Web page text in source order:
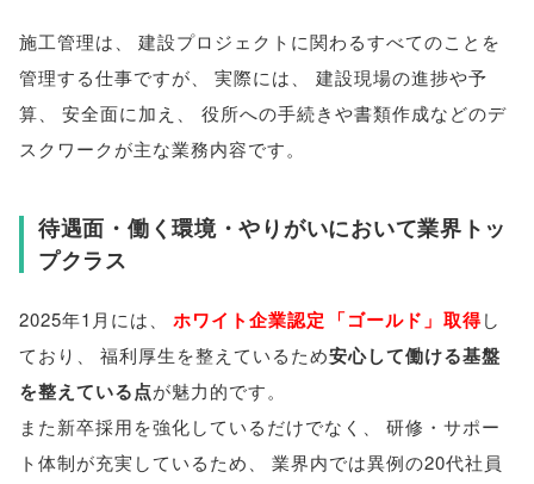
施工管理は、
建設プロジェクトに関わるすべてのことを
管理する仕事ですが、 実際には、
建設現場の進捗や予
算、 安全面に加え 、
役所への手続きや書類作成などのデ
スクワークが主な業務内容です。
待遇面・働く環境・やりがいにおいて業界トッ
プクラス
2025年1月には ホワイト企業認定 「ゴールド 」 取得し
ており
福利厚生を整えているため安心して働ける基盤
を整えている点が魅力的です。
また新卒採用を強化しているだけでなく
研修・サポー
ト体制が充実しているため
業界内では異例の20代社員